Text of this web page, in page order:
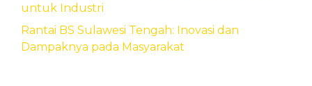
untuk Industri
Rantai BS Sulawesi Tengah: Inovasi dan
Dampaknya pada Masyarakat